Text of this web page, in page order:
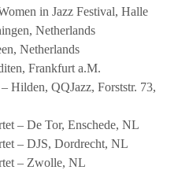
in Jazz Festival, Halle
Netherlands
Netherlands
Frankfurt a.M.
Hilden, QQJazz, Forststr. 73,
– De Tor, Enschede, NL
– DJS, Dordrecht, NL
– Zwolle, NL